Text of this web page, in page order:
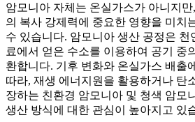
암모니아 자체는 온실가스가 아니지
의 복사 강제력에 중요한 영향을 미치
수 있습니다. 암모니아 생산 공정은 천
료에서 얻은 수소를 이용하여 공기 중
환합니다. 기후 변화와 온실가스 배출
따라, 재생 에너지원을 활용하거나 탄
장하는 친환경 암모니아 및 청색 암모
생산 방식에 대한 관심이 높아지고 있